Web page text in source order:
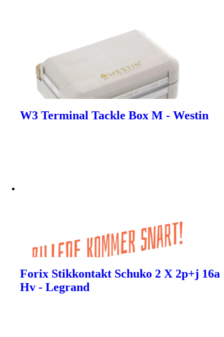
W3 Terminal Tackle Box M - Westin
Forix Stikkontakt Schuko 2 X 2p+j 16a
Hv - Legrand